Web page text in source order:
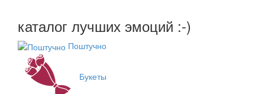
каталог лучших эмоций :-)
Поштучно
Букеты